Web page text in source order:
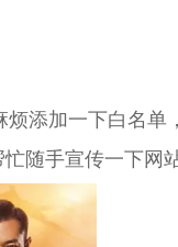
添加一下白名
随手宣传一下网